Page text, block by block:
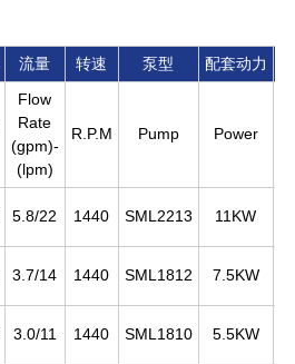
流量 转速 泵型 配套动力
Flow
Rate
(gpm)-
(lpm)
R.P.M Pump Power
5.8/22 1440 SML2213 11KW
3.7/14 1440 SML1812 7.5KW
3.0/11 1440 SML1810 5.5KW